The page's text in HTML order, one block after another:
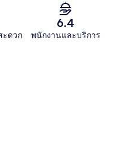
ะดวก
6.4
พนักงานและบริการ